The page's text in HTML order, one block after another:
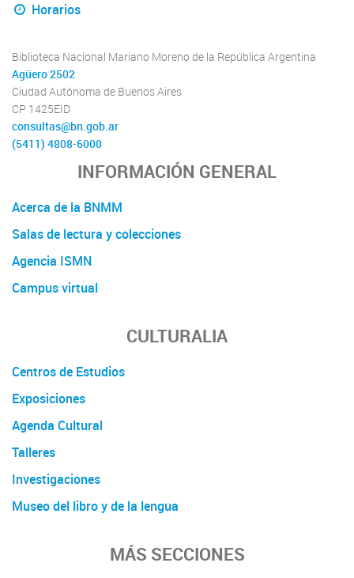
Horarios
Biblioteca Nacional Mariano Moreno de la República Argentina
Agüero 2502
Ciudad Autónoma de Buenos Aires
CP 1425EID
consultas@bn.gob.ar
(5411) 4808-6000
INFORMACIÓN GENERAL
Acerca de la BNMM
Salas de lectura y colecciones
Agencia ISMN
Campus virtual
CULTURALIA
Centros de Estudios
Exposiciones
Agenda Cultural
Talleres
Investigaciones
Museo del libro y de la lengua
MÁS SECCIONES